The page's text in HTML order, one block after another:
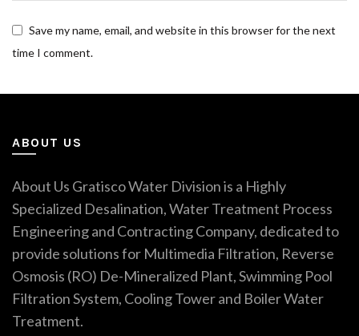
Save my name, email, and website in this browser for the next
time I comment.
ABOUT US
About Us Gratisco Water Division is a Highly
Specialized Desalination, Water Treatment Process
Engineering and Contracting Company, dedicated to
provide solutions for Multimedia Filtration, Reverse
Osmosis (RO) De-Mineralized Plant, Swimming Pool
Filtration System, Cooling Tower and Boiler Water
Treatment.